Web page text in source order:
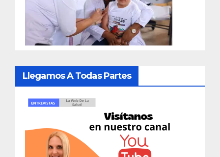
Llegamos A Todas Partes